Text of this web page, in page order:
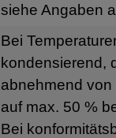
siehe Angaben
Bei
kondensierend,
abnehmend von
auf max. 50 %
Bei